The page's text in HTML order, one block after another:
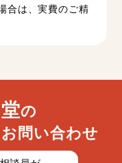
合は、実費のご精
の
問い合わせ